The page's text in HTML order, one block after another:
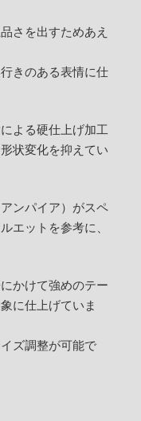
さを出すためあえ
きのある表情に仕
よる硬仕上げ加工
状変化を抑えてい
ンパイア）がスペ
エットを参考に、
かけて強めのテー
に仕上げていま
ズ調整が可能で